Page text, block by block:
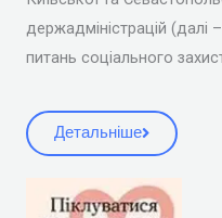
держадміністрацій (далі
питань соціального
Детальніше